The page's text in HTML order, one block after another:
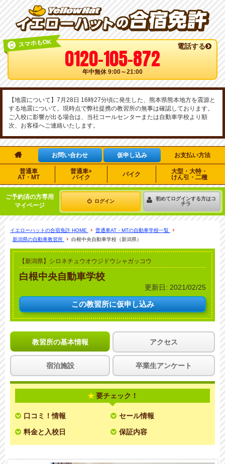
スマホもOK 電話する
0120-105-872
年中無休 9:00～21:00
【地震について】7月28日 16時27分頃に発生した、熊本県熊本地方を震源と
する地震について。現時点で弊社提携の教習所の無事は確認しております。
ご入校に影響が出る場合は、当社コールセンターまたは自動車学校より順
次、お客様へご連絡いたします。
 お問い合わせ 仮申し込み お支払い方法
普通車
AT・MT
普通車+
バイク
バイク
大型・大特・
けん引・二種
ご予約済の方専用
マイページ
ログイン
初めてログインする方はコ
チラ
イエローハットの合宿免許 HOME
普通車AT・MTの自動車学校一覧
新潟県の自動車教習所
白根中央自動車学校（新潟県）
【新潟県】シロネチュウオウジドウシャガッコウ
白根中央自動車学校
更新日: 2021/02/25
この教習所に仮申し込み
教習所の基本情報 アクセス
宿泊施設 卒業生アンケート
要チェック！
口コミ！情報
セール情報
料金と入校日
保証内容